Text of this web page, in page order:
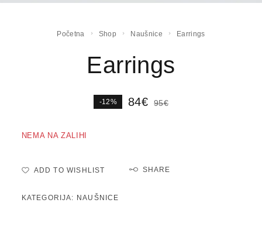
Početna Shop Naušnice Earrings
Earrings
-12% 95€
84€
NEMA NA ZALIHI
ADD TO WISHLIST SHARE
KATEGORIJA: NAUŠNICE